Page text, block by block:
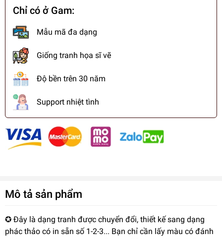
Chỉ có ở Gam:
Mẫu mã đa dạng
Giống tranh họa sĩ vẽ
Độ bền trên 30 năm
Support nhiệt tình
Mô tả sản phẩm
✪ Đây là dạng tranh được chuyển đổi, thiết kế sang dạng
phác thảo có in sẵn số 1-2-3... Bạn chỉ cần lấy màu có đánh